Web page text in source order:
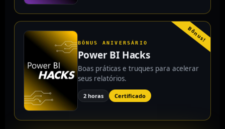
Bônus!
BÔNUS ANIVERSÁRIO
Power BI Hacks
Boas práticas e truques para acelerar
seus relatórios.
2 horas Certificado